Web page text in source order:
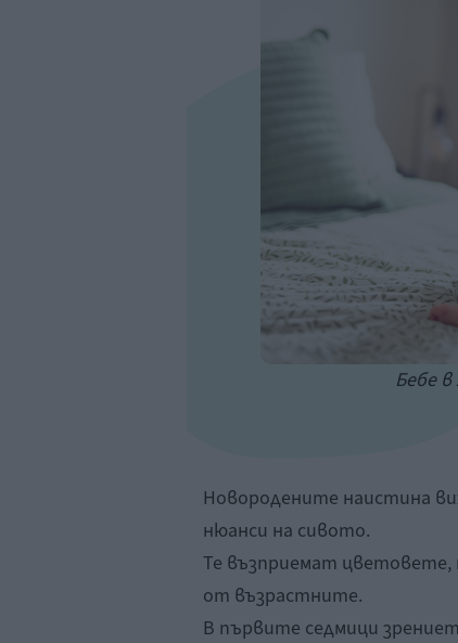
Бебе
Новородените наистина
нюанси на сивото.
Те възприемат цветовете,
от възрастните.
В първите седмици